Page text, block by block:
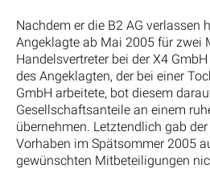
Nachdem er die B2 AG verlassen
Angeklagte ab Mai 2005 für zwei
Handelsvertreter bei der X4
des Angeklagten, der bei einer
GmbH arbeitete, bot diesem
Gesellschaftsanteile an einem
übernehmen. Letztendlich gab
Vorhaben im Spätsommer 2005
gewünschten Mitbeteiligungen